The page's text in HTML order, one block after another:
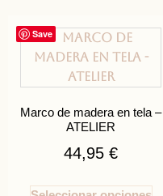
Save
Marco de madera en tela –
ATELIER
44,95€